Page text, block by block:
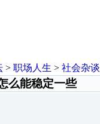
> 职场人生 > 社会杂谈
么能稳定一些